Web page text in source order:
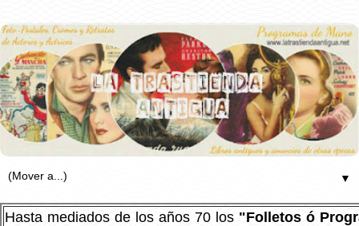
▼
Hasta mediados de los años 70 los "Folletos ó